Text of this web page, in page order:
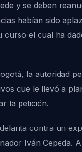
y se deben
habían sido
el cual ha
la autoridad
que le llevó a
la petición.
contra un
Iván Cepeda.